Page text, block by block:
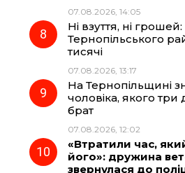
07.08.2026, 14:05
Ні взуття, ні
Тернопільського
тисячі
07.08.2026, 13:17
На Тернопільщині
чоловіка, якого три
брат
07.08.2026, 12:02
«Втратили час,
його»: дружина
звернулася до